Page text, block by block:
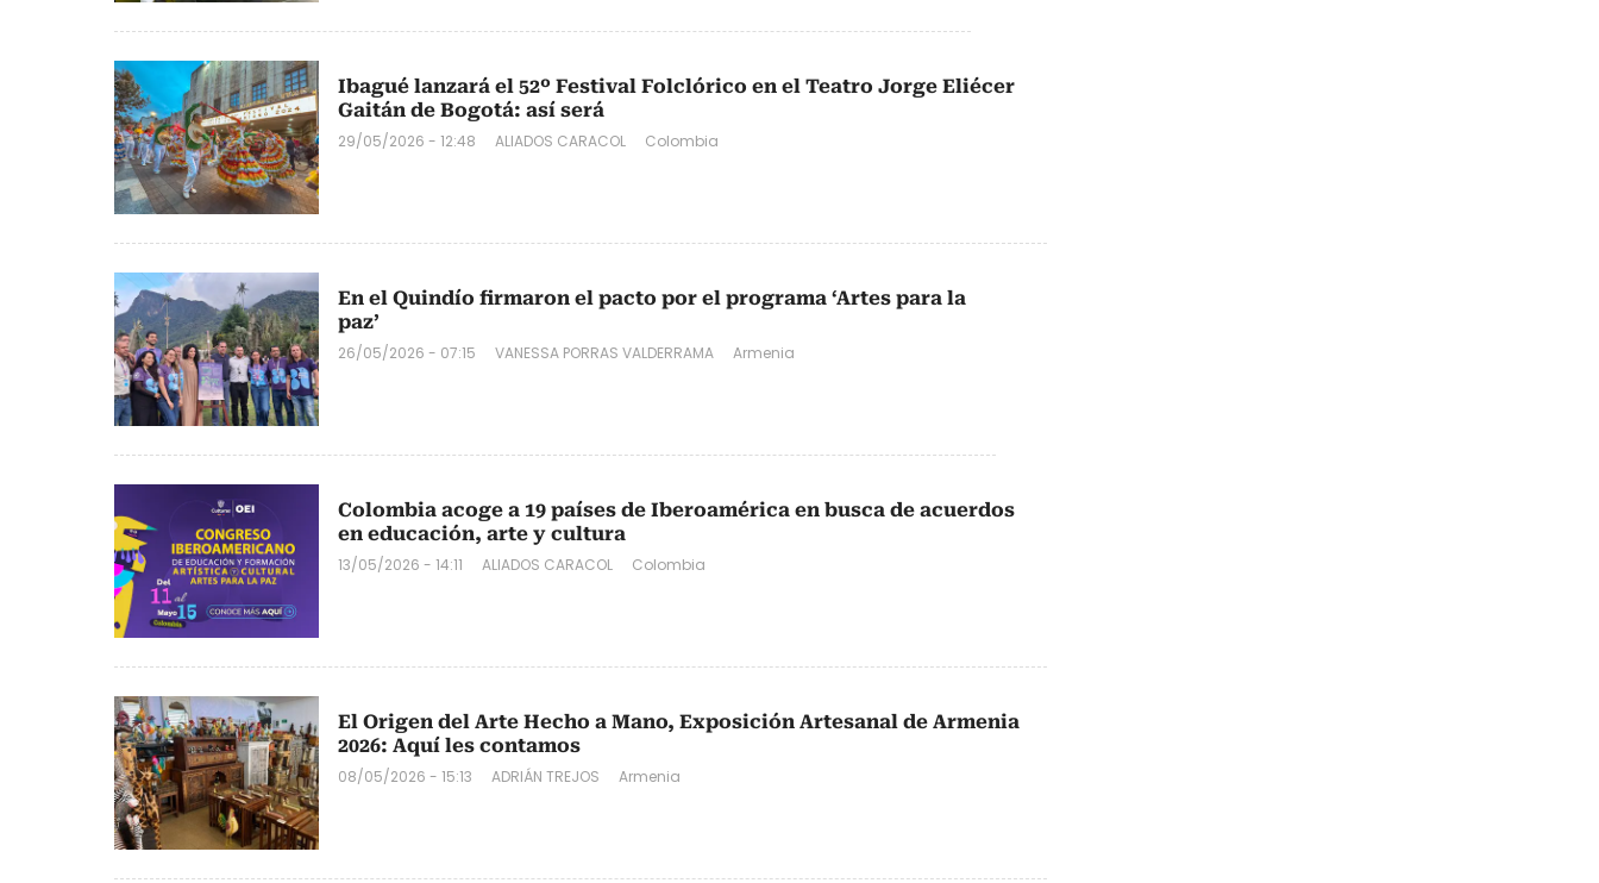
Ibagué lanzará el 52º Festival Folclórico en el Teatro Jorge Eliécer
Gaitán de Bogotá: así será
29/05/2026 - 12:48 ALIADOS CARACOL Colombia
En el Quindío firmaron el pacto por el programa ‘Artes para la
paz’
26/05/2026 - 07:15 VANESSA PORRAS VALDERRAMA Armenia
Colombia acoge a 19 países de Iberoamérica en busca de acuerdos
en educación, arte y cultura
13/05/2026 - 14:11 ALIADOS CARACOL Colombia
El Origen del Arte Hecho a Mano, Exposición Artesanal de Armenia
2026: Aquí les contamos
08/05/2026 - 15:13 ADRIÁN TREJOS Armenia